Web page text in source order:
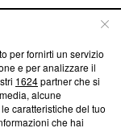
su Blasting
ci impegniamo a
aderenza a
non è
per fornirti un servizio
e per analizzare il
1624partner che si
alcune
caratteristiche del tuo
che hai